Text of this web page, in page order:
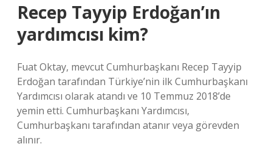
Recep Tayyip Erdoğan’ın
yardımcısı kim?
Fuat Oktay, mevcut Cumhurbaşkanı Recep Tayyip
Erdoğan tarafından Türkiye’nin ilk Cumhurbaşkanı
Yardımcısı olarak atandı ve 10 Temmuz 2018’de
yemin etti. Cumhurbaşkanı Yardımcısı,
Cumhurbaşkanı tarafından atanır veya görevden
alınır.